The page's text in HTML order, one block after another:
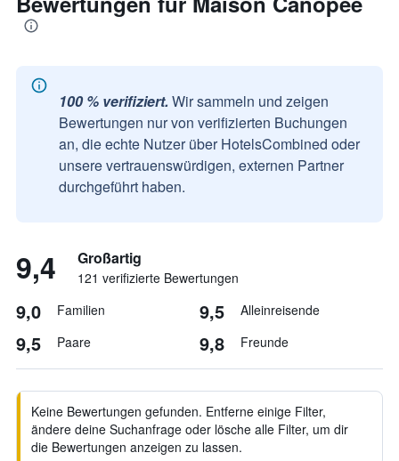
100 % verifiziert. Wir sammeln und zeigen
Bewertungen nur von verifizierten Buchungen
an, die echte Nutzer über HotelsCombined oder
unsere vertrauenswürdigen, externen Partner
durchgeführt haben.
9,4 Großartig
121 verifizierte Bewertungen
9,0 Familien 9,5 Alleinreisende
9,5 Paare 9,8 Freunde
Keine Bewertungen gefunden. Entferne einige Filter,
ändere deine Suchanfrage oder lösche alle Filter, um dir
die Bewertungen anzeigen zu lassen.